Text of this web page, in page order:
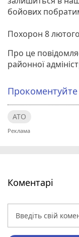
бойових
Похорон 8
Про це
районної
Прокоментуйте
АТО
Коментарі